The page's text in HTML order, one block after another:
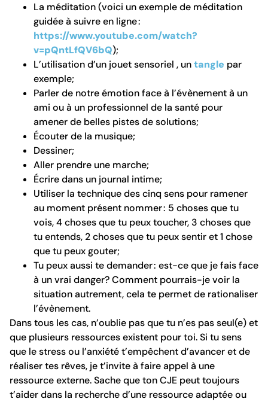
La méditation (voici un exemple de méditation
guidée à suivre en ligne:
https://www.youtube.com/watch?
v=pQntLfQV6bQ);
L’utilisation d’un jouet sensoriel , untangle par
exemple;
Parler de notre émotion face à l’évènement à un
ami ou à un professionnel de la santé pour
amener de belles pistes de solutions;
Écouter de la musique;
Dessiner;
Aller prendre une marche;
Écrire dans un journal intime;
Utiliser la technique des cinq sens pour ramener
au moment présent nommer : 5 choses que tu
vois, 4 choses que tu peux toucher, 3 choses que
tu entends, 2 choses que tu peux sentir et 1 chose
que tu peux gouter;
Tu peux aussi te demander : est-ce que je fais face
à un vrai danger? Comment pourrais-je voir la
situation autrement, cela te permet de rationaliser
l’évènement.
Dans tous les cas, n’oublie pas que tu n’es pas seul(e) et
que plusieurs ressources existent pour toi. Si tu sens
que le stress ou l’anxiété t’empêchent d’avancer et de
réaliser tes rêves, je t’invite à faire appel à une
ressource externe. Sache que ton CJE peut toujours
t’aider dans la recherche d’une ressource adaptée ou